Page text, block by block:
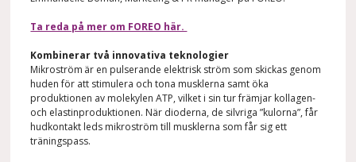
Ta reda på mer om FOREO här.
Kombinerar två innovativa teknologier
Mikroström är en pulserande elektrisk ström som skickas genom
huden för att stimulera och tona musklerna samt öka
produktionen av molekylen ATP, vilket i sin tur främjar kollagen-
och elastinproduktionen. När dioderna, de silvriga ”kulorna”, får
hudkontakt leds mikroström till musklerna som får sig ett
träningspass.